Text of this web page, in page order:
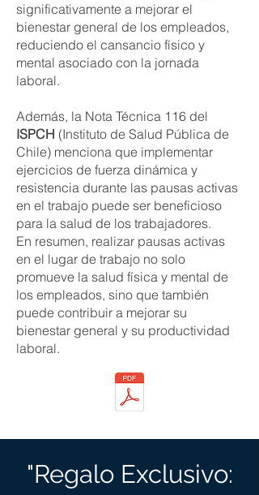
significativamente a mejorar el
bienestar general de los empleados,
reduciendo el cansancio físico y
mental asociado con la jornada
laboral.
Además, la Nota Técnica 116 del
ISPCH (Instituto de Salud Pública de
Chile) menciona que implementar
ejercicios de fuerza dinámica y
resistencia durante las pausas activas
en el trabajo puede ser beneficioso
para la salud de los trabajadores.
En resumen, realizar pausas activas
en el lugar de trabajo no solo
promueve la salud física y mental de
los empleados, sino que también
puede contribuir a mejorar su
bienestar general y su productividad
laboral.
"Regalo Exclusivo: